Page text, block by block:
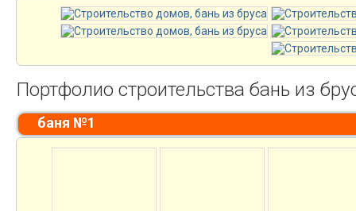
Портфолио строительства бань из
баня №1